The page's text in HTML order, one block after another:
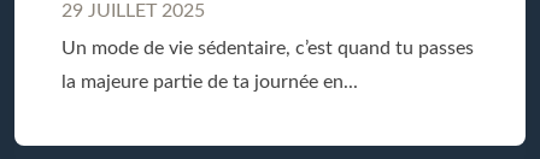
29 JUILLET 2025
Un mode de vie sédentaire, c’est quand tu passes
la majeure partie de ta journée en...